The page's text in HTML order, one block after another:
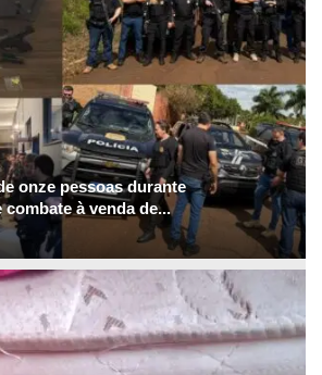
onze pessoas durante
à venda de...